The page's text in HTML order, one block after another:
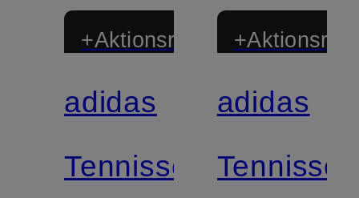
+Aktionsrabatt
Zertifiziert
adidas
Tennisschuhe
Zertifiziert
adidas